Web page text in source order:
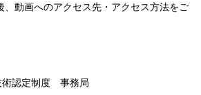
、動画へのアクセス先・アクセス方法をご
認定制度 事務局